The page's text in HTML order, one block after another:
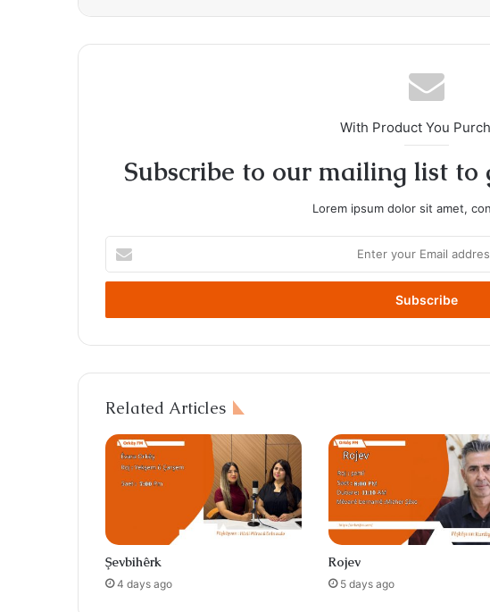
With Product You
Subscribe to our mailing list to
Lorem ipsum dolor sit amet,
your
Email
Related Articles
Şevbihêrk
4 days ago
Rojev
5 days ago